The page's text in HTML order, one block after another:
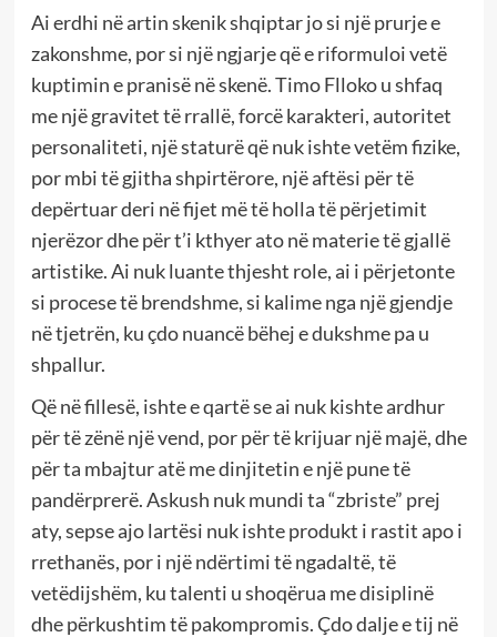
Ai erdhi në artin skenik shqiptar jo si një prurje e
zakonshme, por si një ngjarje që e riformuloi vetë
kuptimin e pranisë në skenë. Timo Flloko u shfaq
me një gravitet të rrallë, forcë karakteri, autoritet
personaliteti, një staturë që nuk ishte vetëm fizike,
por mbi të gjitha shpirtërore, një aftësi për të
depërtuar deri në fijet më të holla të përjetimit
njerëzor dhe për t’i kthyer ato në materie të gjallë
artistike. Ai nuk luante thjesht role, ai i përjetonte
si procese të brendshme, si kalime nga një gjendje
në tjetrën, ku çdo nuancë bëhej e dukshme pa u
shpallur.
Që në fillesë, ishte e qartë se ai nuk kishte ardhur
për të zënë një vend, por për të krijuar një majë, dhe
për ta mbajtur atë me dinjitetin e një pune të
pandërprerë. Askush nuk mundi ta “zbriste” prej
aty, sepse ajo lartësi nuk ishte produkt i rastit apo i
rrethanës, por i një ndërtimi të ngadaltë, të
vetëdijshëm, ku talenti u shoqërua me disiplinë
dhe përkushtim të pakompromis. Çdo dalje e tij në